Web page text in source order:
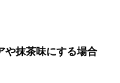
や抹茶味にする場合